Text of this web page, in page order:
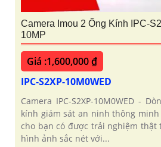
Camera Imou 2 Ống Kính IPC-
10MP
Giá :1,600,000 ₫
IPC-S2XP-10M0WED
Camera IPC-S2XP-10M0WED -
kính giám sát an ninh thông
cho bạn có được trải nghiệm thật
hình ảnh sắc nét với...